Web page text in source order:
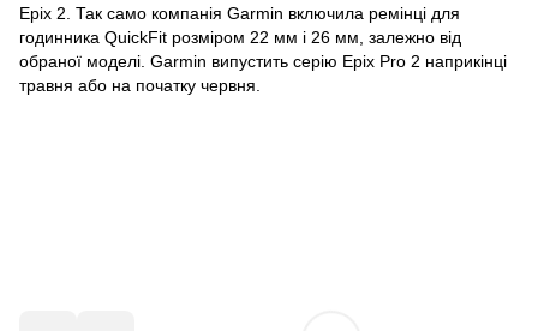
Epix 2. Так само компанія Garmin включила ремінці для
годинника QuickFit розміром 22 мм і 26 мм, залежно від
обраної моделі. Garmin випустить серію Epix Pro 2 наприкінці
травня або на початку червня.